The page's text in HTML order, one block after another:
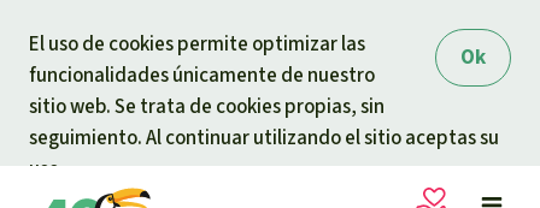
Ok
El uso de cookies permite optimizar las
funcionalidades únicamente de nuestro
sitio web. Se trata de cookies propias, sin
seguimiento. Al continuar utilizando el sitio aceptas su
uso.